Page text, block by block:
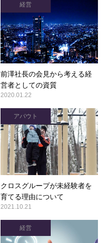
前澤社長の会見から考える経
営者としての資質
2020.01.22
経営
クロスグループが未経験者を
育てる理由について
2021.10.21
アバウト
経営